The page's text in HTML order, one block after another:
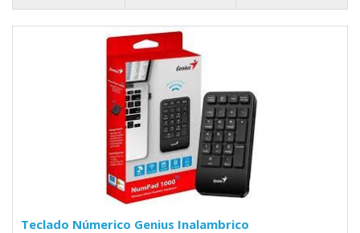
Teclado Númerico Genius Inalambrico